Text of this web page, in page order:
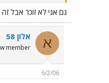
גם אני לא זוכר אבל זה
א אלון 58
member
6/2/06